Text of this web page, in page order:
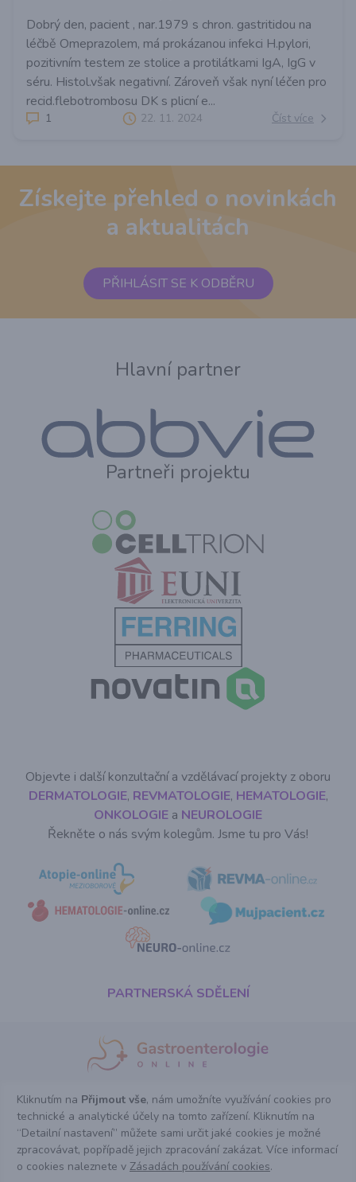
Dobrý den, pacient , nar.1979 s chron. gastritidou na
léčbě Omeprazolem, má prokázanou infekci H.pylori,
pozitivním testem ze stolice a protilátkami IgA, IgG v
séru. Histol.však negativní. Zároveň však nyní léčen pro
recid.flebotrombosu DK s plicní e...
1 22. 11. 2024 Číst více
Získejte přehled o novinkách
a aktualitách
PŘIHLÁSIT SE K ODBĚRU
Hlavní partner
Partneři projektu
Objevte i další konzultační a vzdělávací projekty z oboru
DERMATOLOGIE, REVMATOLOGIE, HEMATOLOGIE,
ONKOLOGIE a NEUROLOGIE
Řekněte o nás svým kolegům. Jsme tu pro Vás!
PARTNERSKÁ SDĚLENÍ
Copyright ©Gastroenterologie-online.cz 2024 Powered by Pears Health
Cyber Europe, s.r.o. All Rights Reserved.
Tyto stránky určené výhradně pro odbornou lékařskou veřejnost vznikly ve
spolupráci s EUNI.cz.
Kontaktní informaceinfo@gitonline.cz
Kliknutím na Přijmout vše, nám umožníte využívání cookies pro
technické a analytické účely na tomto zařízení. Kliknutím na
“Detailní nastavení” můžete sami určit jaké cookies je možné
zpracovávat, popřípadě jejich zpracování zakázat. Více informací
o cookies naleznete v Zásadách používání cookies.